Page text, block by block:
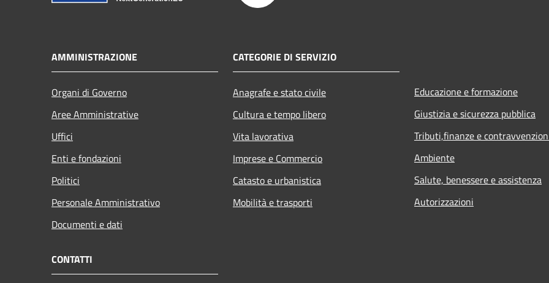
AMMINISTRAZIONE
Organi di Governo
Aree Amministrative
Uffici
Enti e fondazioni
Politici
Personale Amministrativo
Documenti e dati
CATEGORIE DI SERVIZIO
Anagrafe e stato civile
Cultura e tempo libero
Vita lavorativa
Imprese e Commercio
Catasto e urbanistica
Mobilità e trasporti
Educazione e formazione
Giustizia e sicurezza pubblica
Tributi,finanze e
Ambiente
Salute, benessere e assistenza
Autorizzazioni
CONTATTI